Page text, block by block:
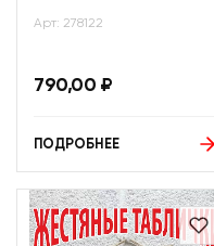
Арт: 278122
790,00 ₽
ПОДРОБНЕЕ